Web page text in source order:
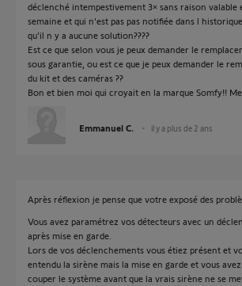
déclenché intempestivement 3× sans raison valable
semaine et qui n'est pas pas notifiée dans l
qu'il n y a aucune solution????
Est ce que selon vous je peux demander le
sous garantie, ou est ce que je peux demander le
du kit et des caméras ??
Bon et bien moi qui croyait en la marque Somfy!!
Emmanuel C. il y a plus de 2 ans
Après réflexion je pense que votre exposé des
Vous avez paramétrez vos détecteurs avec un
après mise en garde.
Lors de vos déclenchements vous étiez présent et
entendu la sirène mais la mise en garde et vous
couper le système avant que la vrais sirène ne se